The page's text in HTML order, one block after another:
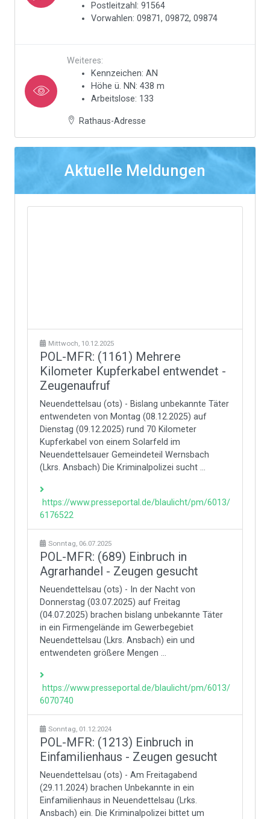
Postleitzahl: 91564
Vorwahlen: 09871, 09872, 09874
Weiteres:
Kennzeichen: AN
Höhe ü. NN: 438 m
Arbeitslose: 133
Rathaus-Adresse
Aktuelle Meldungen
Mittwoch, 10.12.2025
POL-MFR: (1161) Mehrere
Kilometer Kupferkabel entwendet -
Zeugenaufruf
Neuendettelsau (ots) - Bislang unbekannte Täter
entwendeten von Montag (08.12.2025) auf
Dienstag (09.12.2025) rund 70 Kilometer
Kupferkabel von einem Solarfeld im
Neuendettelsauer Gemeindeteil Wernsbach
(Lkrs. Ansbach) Die Kriminalpolizei sucht ...
https://www.presseportal.de/blaulicht/pm/6013/
6176522
Sonntag, 06.07.2025
POL-MFR: (689) Einbruch in
Agrarhandel - Zeugen gesucht
Neuendettelsau (ots) - In der Nacht von
Donnerstag (03.07.2025) auf Freitag
(04.07.2025) brachen bislang unbekannte Täter
in ein Firmengelände im Gewerbegebiet
Neuendettelsau (Lkrs. Ansbach) ein und
entwendeten größere Mengen ...
https://www.presseportal.de/blaulicht/pm/6013/
6070740
Sonntag, 01.12.2024
POL-MFR: (1213) Einbruch in
Einfamilienhaus - Zeugen gesucht
Neuendettelsau (ots) - Am Freitagabend
(29.11.2024) brachen Unbekannte in ein
Einfamilienhaus in Neuendettelsau (Lrks.
Ansbach) ein. Die Kriminalpolizei bittet um